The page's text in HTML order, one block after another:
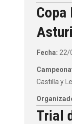
Copa
Fecha: 22/
Castilla y
Trial